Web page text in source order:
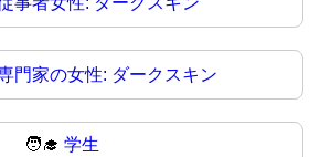
門家の女性: ダークスキン
🧑‍🎓 学生